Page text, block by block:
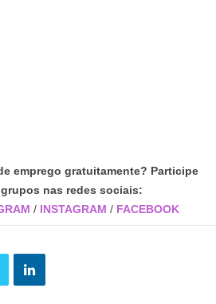
emprego gratuitamente? Participe
nas redes sociais:
/ INSTAGRAM / FACEBOOK